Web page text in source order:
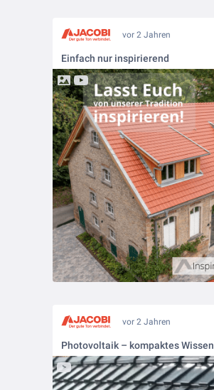
vor 2 Jahren
Einfach nur inspirierend
vor 2 Jahren
Photovoltaik – kompaktes Wissen